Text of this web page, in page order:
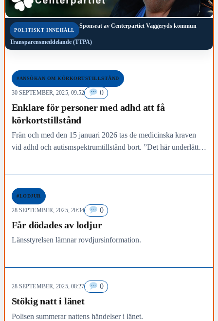
POLITISKT INNEHÅLL
Sponsrat av Centerpartiet Vaggeryds kommun
Transparensmeddelande (TTPA)
#ANSÖKAN OM KÖRKORTSTILLSTÅND
30 SEPTEMBER, 2025, 09:52 0
Enklare för personer med adhd att få
körkortstillstånd
Från och med den 15 januari 2026 tas de medicinska kraven
vid adhd och autismspektrumtillstånd bort. ”Det här underlättar
#LODJUR
28 SEPTEMBER, 2025, 20:34 0
Får dödades av lodjur
Länsstyrelsen lämnar rovdjursinformation.
28 SEPTEMBER, 2025, 08:27 0
Stökig natt i länet
Polisen summerar nattens händelser i länet.